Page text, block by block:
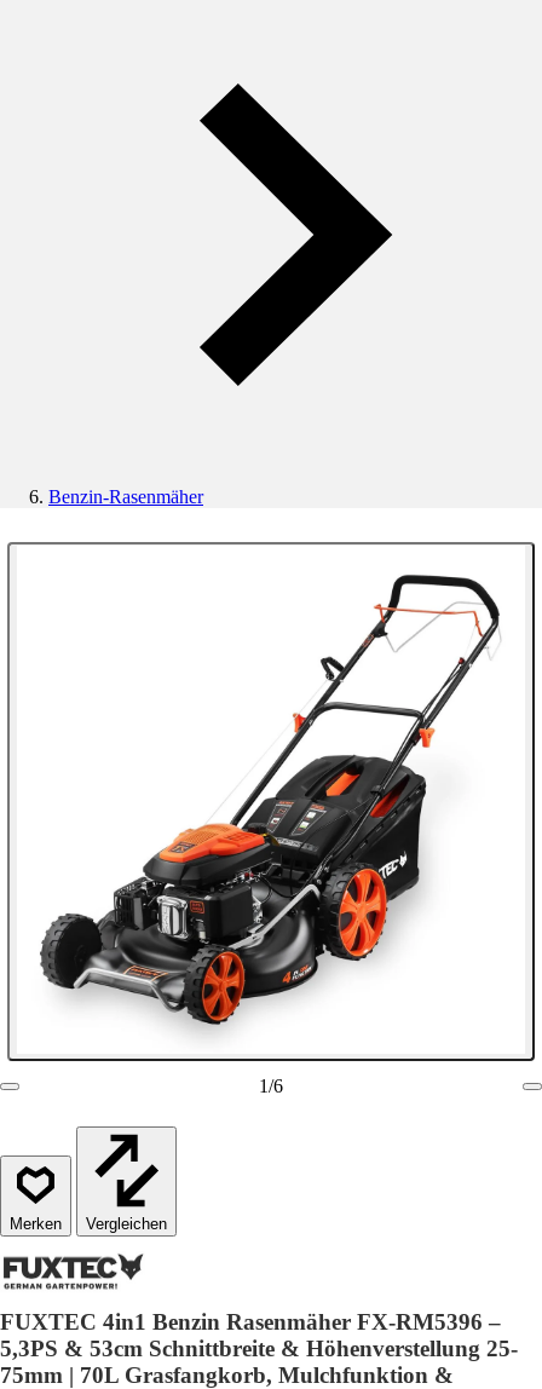
Benzin-Rasenmäher
1/6
Vergleichen
FUXTEC 4in1 Benzin Rasenmäher FX-RM5396 –
5,3PS & 53cm Schnittbreite & Höhenverstellung 25-
75mm | 70L Grasfangkorb, Mulchfunktion &